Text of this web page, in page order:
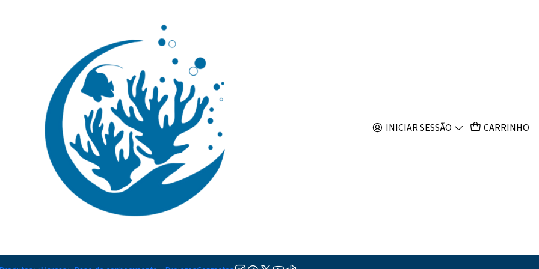
INICIAR SESSÃO CARRINHO
Amphiprion Percula Picasso
TAMANHO
Adicionar à lista de favoritos
Mostrar stock das localizações
Nível de Cuidados:Iniciante